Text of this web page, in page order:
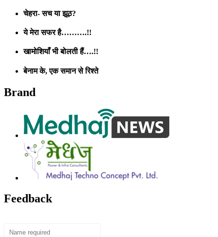
चेहरा- सच या झूठ?
ये मेरा सफर है……….!!
खामोशियाँ भी बोलती हैं….!!
बेनाम के, एक समान से रिश्ते
Brand
Feedback